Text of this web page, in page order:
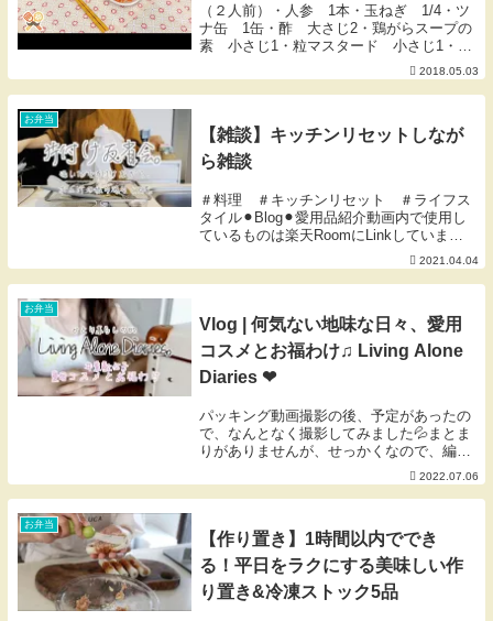
（２人前）・人参 1本・玉ねぎ 1/4・ツ
ナ缶 1缶・酢 大さじ2・鶏がらスープの
素 小さじ1・粒マスタード 小さじ1・
塩 小さじ1・おろしニンニク 小さじ1・
ブラックペッパー 適量１．人参を細切
り、玉ねぎを薄くスライスする。２．塩、
2018.05.03
お弁当
【雑談】キッチンリセットしなが
ら雑談
＃料理 ＃キッチンリセット ＃ライフス
タイル⚫︎Blog⚫︎愛用品紹介動画内で使用し
ているものは楽天RoomにLinkしていま
す。また私の購入検討品やオススメなどア
ンテナにかかったものをLinkしているお買
い物メモでもあります。ご活用いただ...
2021.04.04
お弁当
Vlog | 何気ない地味な日々、愛用
コスメとお福わけ♫ Living Alone
Diaries ❤︎
パッキング動画撮影の後、予定があったの
で、なんとなく撮影してみました💦まとま
りがありませんが、せっかくなので、編
集・公開します☺︎#素敵女子＃自立女子#愛
用コスメ紹介＿＿＿＿＿＿＿＿＿＿＿＿＿
＿＿＿＿＿＿＿＿＿＿＿⚫︎愛用品は楽天
2022.07.06
お弁当
【作り置き】1時間以内ででき
る！平日をラクにする美味しい作
り置き&冷凍ストック5品